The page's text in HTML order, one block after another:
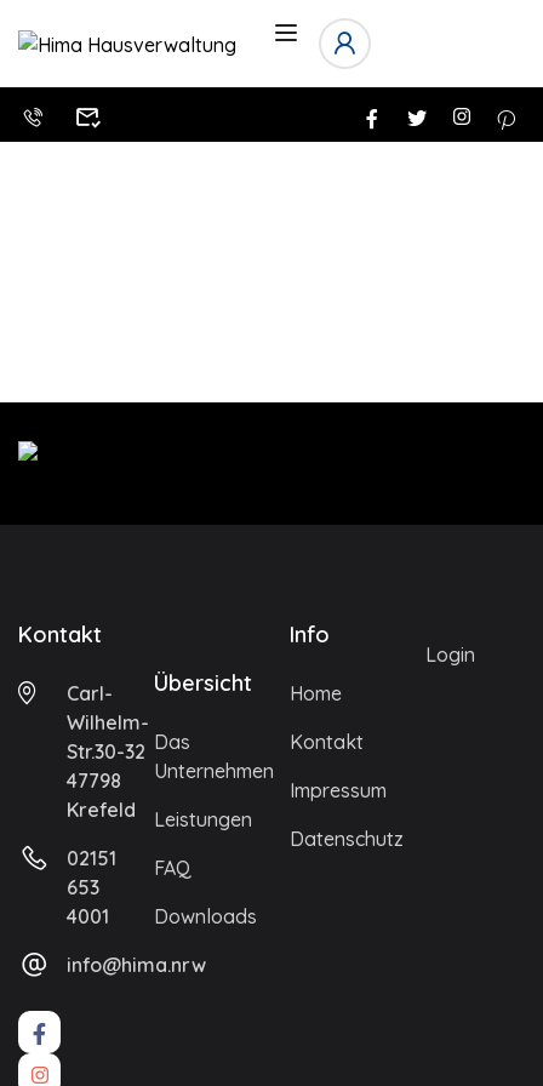
Kontakt
Carl-
Wilhelm-
Str.30-32
47798
Krefeld
02151
653
4001
info@hima.nrw
Übersicht
Das
Unternehmen
Leistungen
FAQ
Downloads
Info
Home
Kontakt
Impressum
Datenschutz
Login